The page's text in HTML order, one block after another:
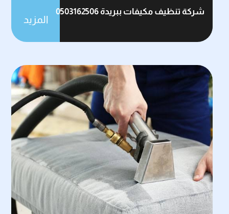
شركة تنظيف مكيفات ببريدة 0503162506
المزيد